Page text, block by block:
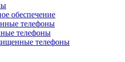
обеспечение
телефоны
телефоны
телефоны